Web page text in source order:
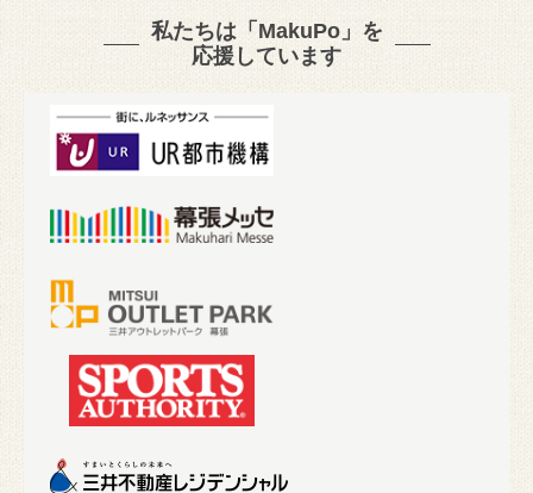
私たちは「MakuPo」を
応援しています